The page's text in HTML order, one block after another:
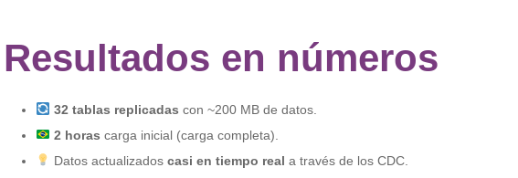
Resultados en números
32 tablas replicadas con ~200 MB de datos.
2 horas carga inicial (carga completa).
Datos actualizados casi en tiempo real a través de los CDC.